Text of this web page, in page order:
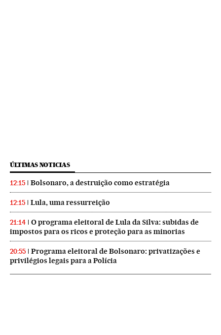
ÚLTIMAS NOTICIAS
12:15 Bolsonaro, a destruição como estratégia
12:15 Lula, uma ressurreição
21:14
O programa eleitoral de Lula da Silva: subidas de
impostos para os ricos e proteção para as minorias
20:55
Programa eleitoral de Bolsonaro: privatizações e
privilégios legais para a Polícia